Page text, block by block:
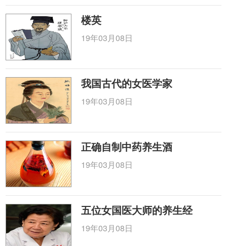
楼英
19年03月08日
我国古代的女医学家
19年03月08日
正确自制中药养生酒
19年03月08日
五位女国医大师的养生经
19年03月08日